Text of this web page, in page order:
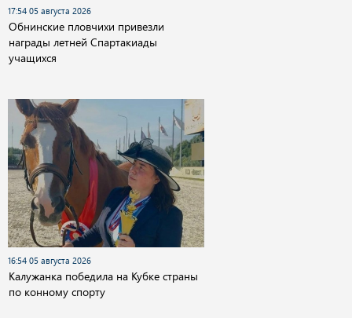
17:54 05 августа 2026
Обнинские пловчихи привезли
награды летней Спартакиады
учащихся
16:54 05 августа 2026
Калужанка победила на Кубке страны
по конному спорту